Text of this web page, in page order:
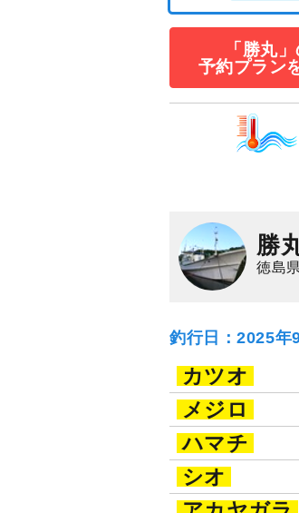
アジ
「勝丸
予約プラン
勝
徳島
釣行日：2025年
カツオ
メジロ
ハマチ
シオ